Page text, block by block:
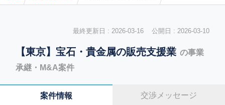
最終更新日 : 2026-03-16 公開日 : 2026-03-10
【東京】宝石・貴金属の販売支援業 の事業
承継・M&A案件
案件情報 交渉メッセージ